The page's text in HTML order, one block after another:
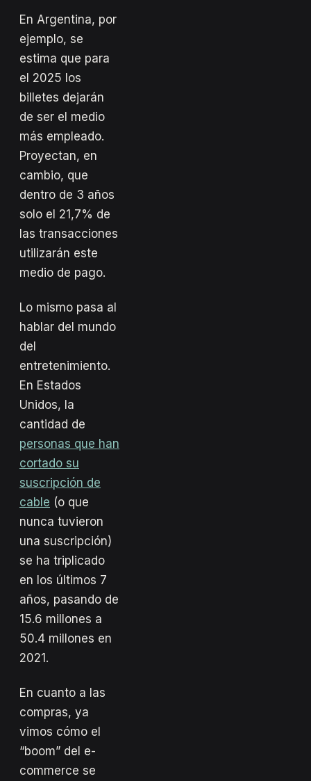
En Argentina, por
ejemplo, se
estima que para
el 2025 los
billetes dejarán
de ser el medio
más empleado.
Proyectan, en
cambio, que
dentro de 3 años
solo el 21,7% de
las transacciones
utilizarán este
medio de pago.
Lo mismo pasa al
hablar del mundo
del
entretenimiento.
En Estados
Unidos, la
cantidad de
personas que han
cortado su
suscripción de
cable (o que
nunca tuvieron
una suscripción)
se ha triplicado
en los últimos 7
años, pasando de
15.6 millones a
50.4 millones en
2021.
En cuanto a las
compras, ya
vimos cómo el
“boom” del e-
commerce se